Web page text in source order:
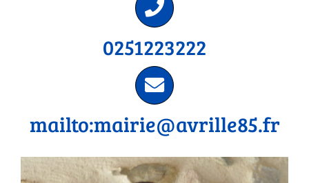
0251223222
mailto:mairie@avrille85.fr